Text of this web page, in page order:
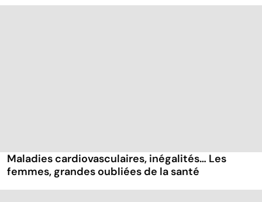
Maladies cardiovasculaires, inégalités… Les
femmes, grandes oubliées de la santé